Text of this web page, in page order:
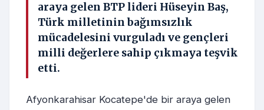
araya gelen BTP lideri Hüseyin Baş,
Türk milletinin bağımsızlık
mücadelesini vurguladı ve gençleri
milli değerlere sahip çıkmaya teşvik
etti.
Afyonkarahisar Kocatepe'de bir araya gelen